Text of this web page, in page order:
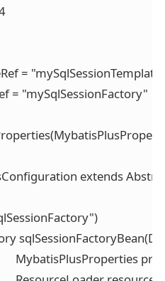
=
= "mySqlSessionFactory"
extends
MybatisPlusProperties